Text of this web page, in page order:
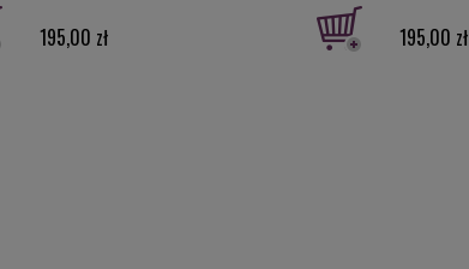
195,00 zł 195,00 zł